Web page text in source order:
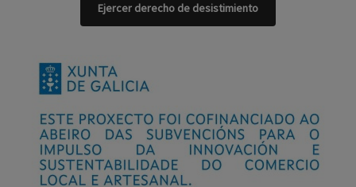
Ejercer derecho de desistimiento